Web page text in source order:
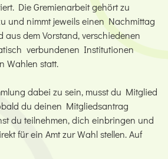
Die Gremienarbeit gehört zu
und nimmt jeweils einen Nachmittag
dem Vorstand, verschiedenen
verbundenen Institutionen
Wahlen statt.
dabei zu sein, musst du Mitglied
du deinen Mitgliedsantrag
du teilnehmen, dich einbringen und
für ein Amt zur Wahl stellen. Auf